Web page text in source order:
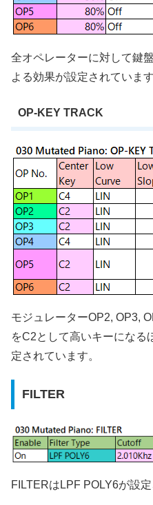
全オペレーターに対して鍵
よる効果が設定されています
OP-KEY TRACK
モジュレーターOP2, OP3,
をC2として高いキーになる
定されています。
FILTER
FILTERはLPF POLY6が設定